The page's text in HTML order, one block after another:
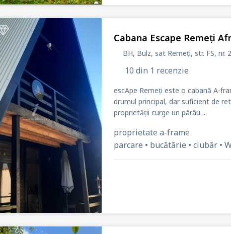
Cabana Escape Remeți
BH, Bulz, sat Remeți, str. FS, nr.
10 din 1 recenzie
escApe Remeți este o cabană A-
drumul principal, dar suficient de
proprietății curge un pârâu ...
proprietate a-frame
parcare • bucătărie • ciubăr •